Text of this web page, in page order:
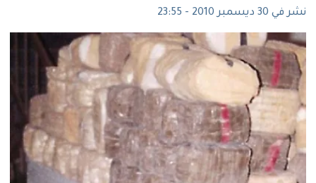
نشر في 30 ديسمبر 2010 - 23:55